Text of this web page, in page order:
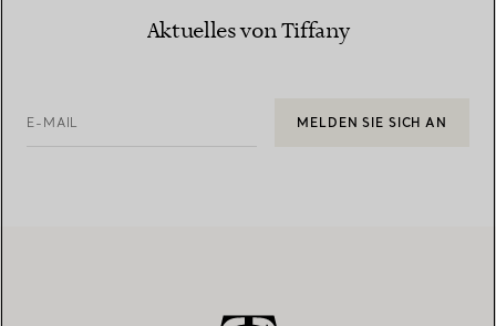
Aktuelles von Tiffany
E-MAIL MELDEN SIE SICH AN